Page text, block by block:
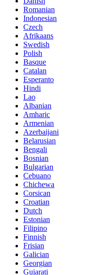
Romanian
Indonesian
Czech
Afrikaans
Swedish
Polish
Basque
Catalan
Esperanto
Hindi
Lao
Albanian
Amharic
Armenian
Azerbaijani
Belarusian
Bengali
Bosnian
Bulgarian
Cebuano
Chichewa
Corsican
Croatian
Dutch
Estonian
Filipino
Finnish
Frisian
Galician
Georgian
Gujarati